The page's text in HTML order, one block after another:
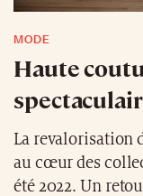
MODE
Haute
La revalorisation
au cœur des
été 2022. Un